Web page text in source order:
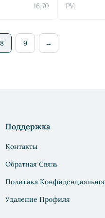
16,70
PV:
8 9 →
Поддержка
Контакты
Обратная Связь
Политика
Удаление Профиля